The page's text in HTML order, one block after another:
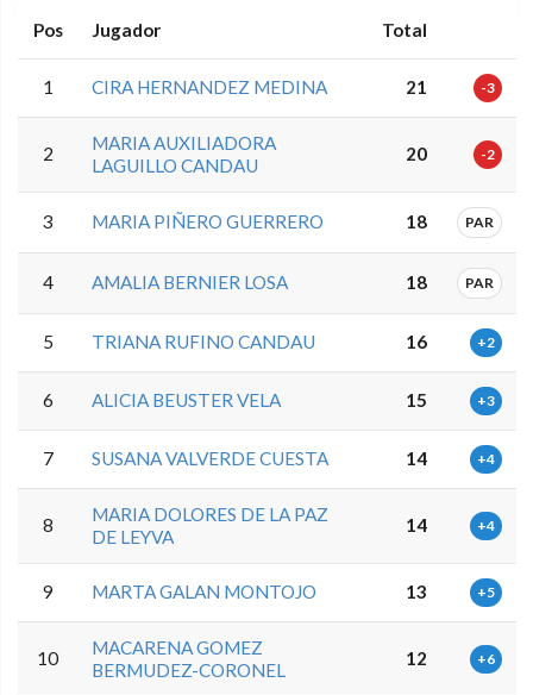
Pos Jugador Total
1 CIRA HERNANDEZ MEDINA 21 -3
2
MARIA AUXILIADORA
LAGUILLO CANDAU
20 -2
3 MARIA PIÑERO GUERRERO 18 PAR
4 AMALIA BERNIER LOSA 18 PAR
5 TRIANA RUFINO CANDAU 16 +2
6 ALICIA BEUSTER VELA 15 +3
7 SUSANA VALVERDE CUESTA 14 +4
8
MARIA DOLORES DE LA PAZ
DE LEYVA
14 +4
9 MARTA GALAN MONTOJO 13 +5
10
MACARENA GOMEZ
BERMUDEZ-CORONEL
12 +6